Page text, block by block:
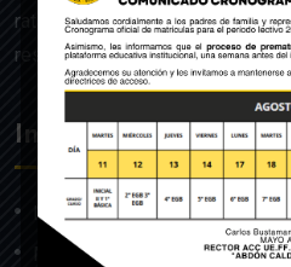
ratificado por el Ministerio de
resolución Nro. 608 del 29 de
Institución
Nosotros
Misión y Visión